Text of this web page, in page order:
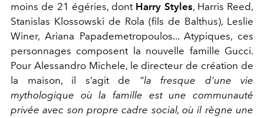
moins de 21 égéries, dont Harry Styles, Harris Reed,
Stanislas Klossowski de Rola (fils de Balthus), Leslie
Winer, Ariana Papademetropoulos... Atypiques, ces
personnages composent la nouvelle famille Gucci.
Pour Alessandro Michele, le directeur de création de
la maison, il s’agit de “la fresque d’une vie
mythologique où la famille est une communauté
privée avec son propre cadre social, où il règne une